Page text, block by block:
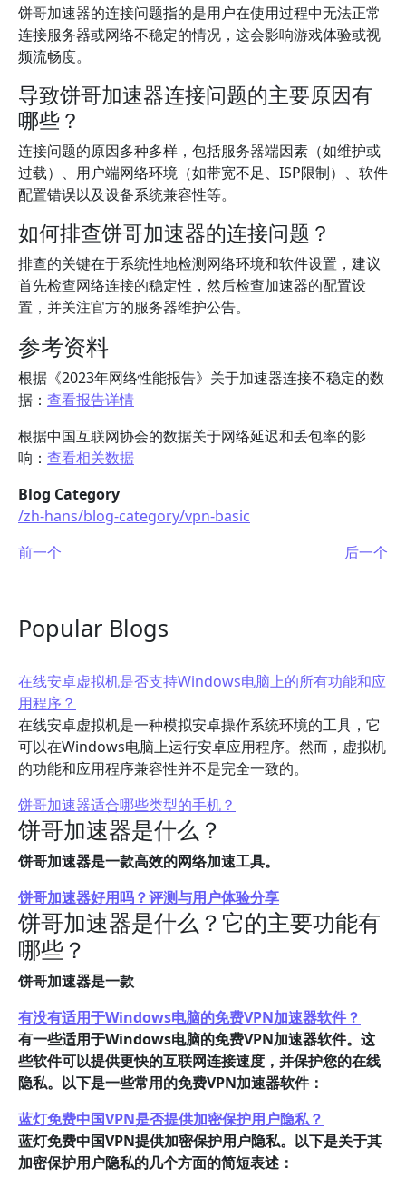
饼哥加速器的连接问题指的是用户在使用过程中无法正常
连接服务器或网络不稳定的情况，这会影响游戏体验或视
频流畅度。
导致饼哥加速器连接问题的主要原因有
哪些？
连接问题的原因多种多样，包括服务器端因素（如维护或
过载）、用户端网络环境（如带宽不足、ISP限制）、软件
配置错误以及设备系统兼容性等。
如何排查饼哥加速器的连接问题？
排查的关键在于系统性地检测网络环境和软件设置，建议
首先检查网络连接的稳定性，然后检查加速器的配置设
置，并关注官方的服务器维护公告。
参考资料
根据《2023年网络性能报告》关于加速器连接不稳定的数
据： 查看报告详情
根据中国互联网协会的数据关于网络延迟和丢包率的影
响： 查看相关数据
Blog Category
/zh-hans/blog-category/vpn-basic
前一个
后一个
Popular Blogs
在线安卓虚拟机是否支持Windows电脑上的所有功能和应
用程序？
在线安卓虚拟机是一种模拟安卓操作系统环境的工具，它
可以在Windows电脑上运行安卓应用程序。然而，虚拟机
的功能和应用程序兼容性并不是完全一致的。
饼哥加速器适合哪些类型的手机？
饼哥加速器是什么？
饼哥加速器是一款高效的网络加速工具。
饼哥加速器好用吗？评测与用户体验分享
饼哥加速器是什么？它的主要功能有
哪些？
饼哥加速器是一款
有没有适用于Windows电脑的免费VPN加速器软件？
有一些适用于Windows电脑的免费VPN加速器软件。这
些软件可以提供更快的互联网连接速度，并保护您的在线
隐私。以下是一些常用的免费VPN加速器软件：
蓝灯免费中国VPN是否提供加密保护用户隐私？
蓝灯免费中国VPN提供加密保护用户隐私。以下是关于其
加密保护用户隐私的几个方面的简短表述：